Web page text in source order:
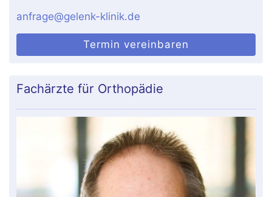
anfrage@gelenk-klinik.de
Termin vereinbaren
Fachärzte für Orthopädie